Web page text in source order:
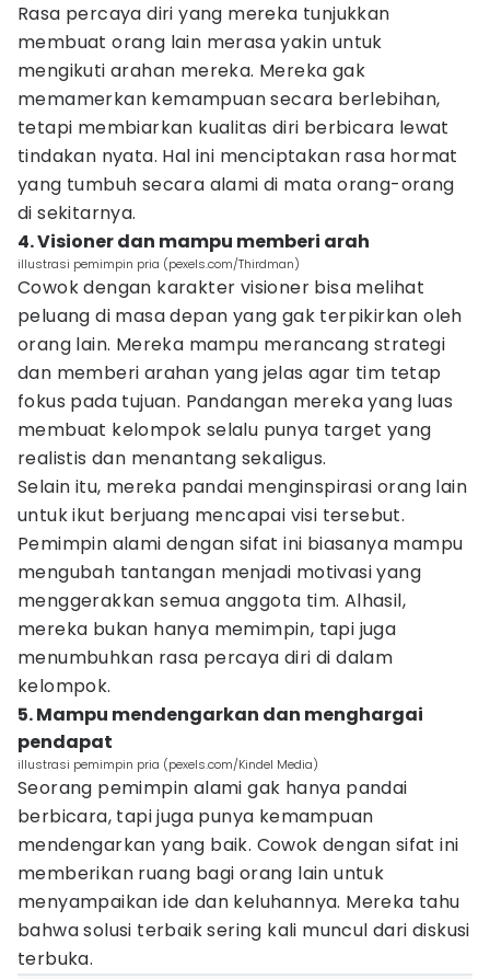
Rasa percaya diri yang mereka tunjukkan
membuat orang lain merasa yakin untuk
mengikuti arahan mereka. Mereka gak
memamerkan kemampuan secara berlebihan,
tetapi membiarkan kualitas diri berbicara lewat
tindakan nyata. Hal ini menciptakan rasa hormat
yang tumbuh secara alami di mata orang-orang
di sekitarnya.
4. Visioner dan mampu memberi arah
illustrasi pemimpin pria (pexels.com/Thirdman)
Cowok dengan karakter visioner bisa melihat
peluang di masa depan yang gak terpikirkan oleh
orang lain. Mereka mampu merancang strategi
dan memberi arahan yang jelas agar tim tetap
fokus pada tujuan. Pandangan mereka yang luas
membuat kelompok selalu punya target yang
realistis dan menantang sekaligus.
Selain itu, mereka pandai menginspirasi orang lain
untuk ikut berjuang mencapai visi tersebut.
Pemimpin alami dengan sifat ini biasanya mampu
mengubah tantangan menjadi motivasi yang
menggerakkan semua anggota tim. Alhasil,
mereka bukan hanya memimpin, tapi juga
menumbuhkan rasa percaya diri di dalam
kelompok.
5. Mampu mendengarkan dan menghargai
pendapat
illustrasi pemimpin pria (pexels.com/Kindel Media)
Seorang pemimpin alami gak hanya pandai
berbicara, tapi juga punya kemampuan
mendengarkan yang baik. Cowok dengan sifat ini
memberikan ruang bagi orang lain untuk
menyampaikan ide dan keluhannya. Mereka tahu
bahwa solusi terbaik sering kali muncul dari diskusi
terbuka.